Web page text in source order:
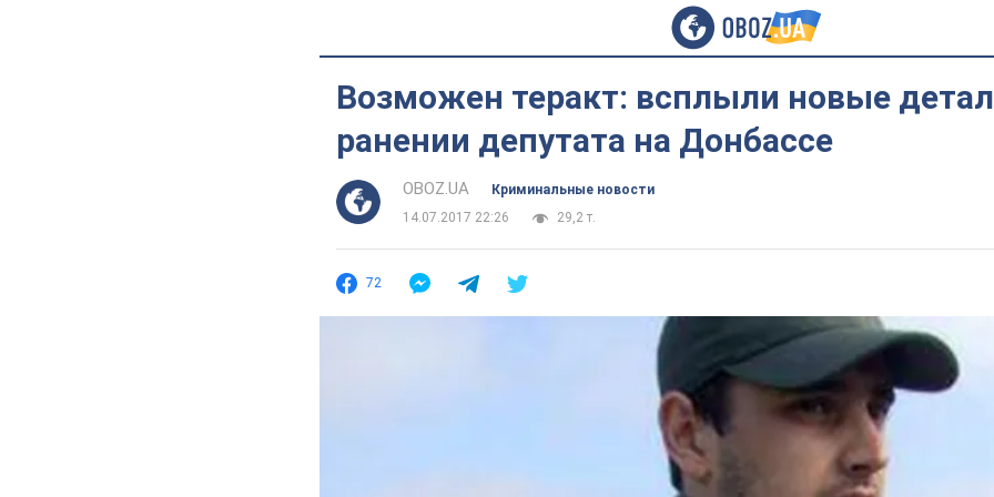
Возможен теракт: всплыли новые
ранении депутата на Донбассе
OBOZ.UA
Криминальные новости
14.07.2017 22:26
29,2 т.
72